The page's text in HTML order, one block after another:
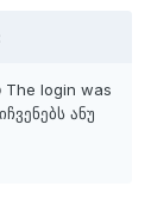
The login was
ანუ